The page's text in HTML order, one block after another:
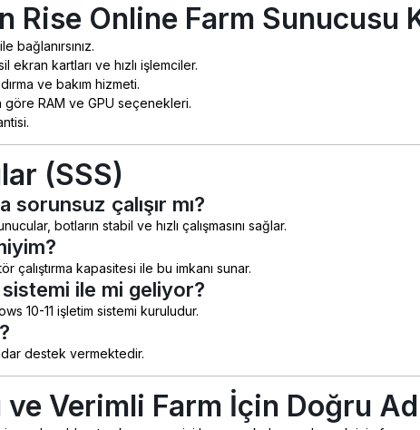
Rise Online Farm Sunucusu
bağlanırsınız.
ekran kartları ve hızlı işlemciler.
ve bakım hizmeti.
göre RAM ve GPU seçenekleri.
(SSS)
sorunsuz çalışır mı?
botların stabil ve hızlı çalışmasını sağlar.
çalıştırma kapasitesi ile bu imkanı sunar.
ile mi geliyor?
10-11 işletim sistemi kuruludur.
destek vermektedir.
ve Verimli Farm İçin Doğru